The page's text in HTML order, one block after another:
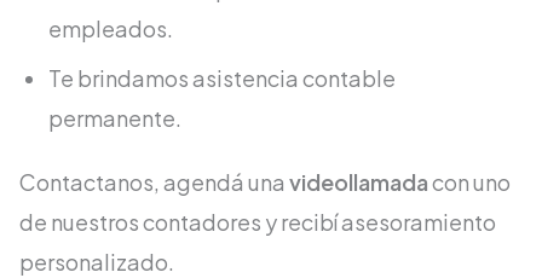
empleados.
Te brindamos asistencia contable
permanente.
Contactanos, agendá una videollamadacon uno
de nuestros contadores y recibí asesoramiento
personalizado.